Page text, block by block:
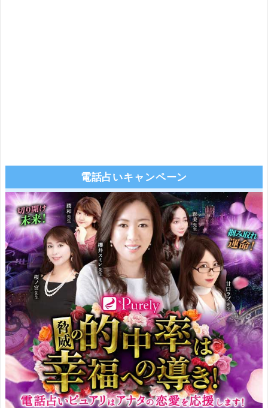
電話占いキャンペーン